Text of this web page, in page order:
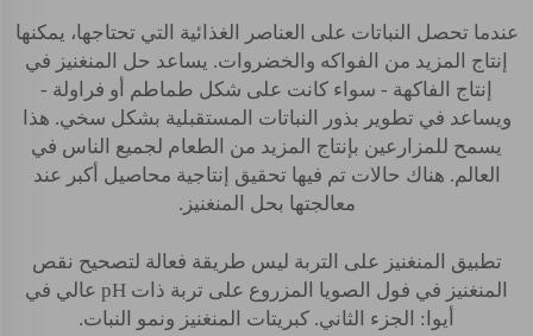
عندما تحصل النباتات على العناصر الغذائية التي تحتاجها، يمكنها
إنتاج المزيد من الفواكه والخضروات. يساعد حل المنغنيز في
إنتاج الفاكهة - سواء كانت على شكل طماطم أو فراولة -
ويساعد في تطوير بذور النباتات المستقبلية بشكل سخي. هذا
يسمح للمزارعين بإنتاج المزيد من الطعام لجميع الناس في
العالم. هناك حالات تم فيها تحقيق إنتاجية محاصيل أكبر عند
معالجتها بحل المنغنيز.
تطبيق المنغنيز على التربة ليس طريقة فعالة لتصحيح نقص
المنغنيز في فول الصويا المزروع على تربة ذات pH عالي في
أيوا: الجزء الثاني. كبريتات المنغنيز ونمو النبات.